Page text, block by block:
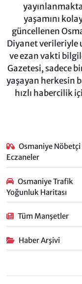
yaşamını
güncellenen
Diyanet verileriyle
ve ezan vakti
Gazetesi, sadece
yaşayan herkesin
hızlı habercilik
Osmaniye Nöbetçi
Eczaneler
Osmaniye Trafik
Yoğunluk Haritası
Tüm Manşetler
Haber Arşivi